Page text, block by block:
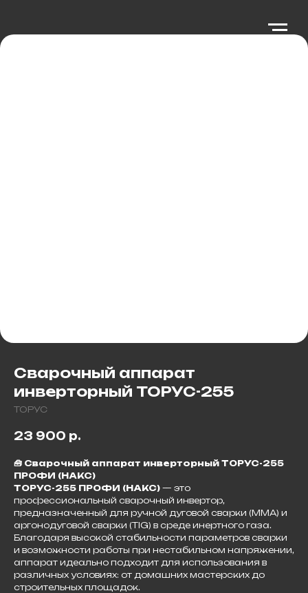
Сварочный аппарат
инверторный ТОРУС-255
ТОРУС
23 900 р.
🧰 Сварочный аппарат инверторный ТОРУС-255
ПРОФИ (НАКС)
ТОРУС-255 ПРОФИ (НАКС) — это
профессиональный сварочный инвертор,
предназначенный для ручной дуговой сварки (MMA) и
аргонодуговой сварки (TIG) в среде инертного газа.
Благодаря высокой стабильности параметров сварки
и возможности работы при нестабильном напряжении,
аппарат идеально подходит для использования в
различных условиях: от домашних мастерских до
строительных площадок.​